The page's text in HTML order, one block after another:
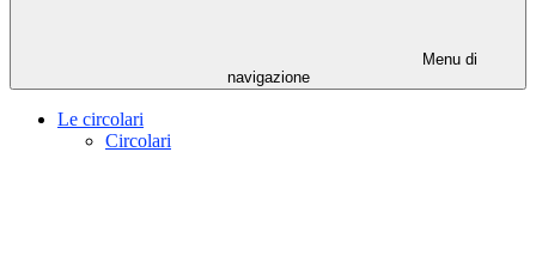
Menu di
navigazione
Le circolari
Circolari